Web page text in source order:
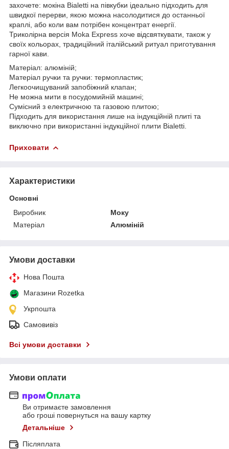
захочете: мокіна Bialetti на півкубки ідеально підходить для
швидкої перерви, якою можна насолодитися до останньої
краплі, або коли вам потрібен концентрат енергії.
Триколірна версія Moka Express хоче відсвяткувати, також у
своїх кольорах, традиційний італійський ритуал приготування
гарної кави.
Матеріал: алюміній;
Матеріал ручки та ручки: термопластик;
Легкоочищуваний запобіжний клапан;
Не можна мити в посудомийній машині;
Сумісний з електричною та газовою плитою;
Підходить для використання лише на індукційній плиті та
виключно при використанні індукційної плити Bialetti.
Приховати
Характеристики
Основні
Виробник
Моку
Матеріал
Алюміній
Умови доставки
Нова Пошта
Магазини Rozetka
Укрпошта
Самовивіз
Всі умови доставки
Умови оплати
Ви отримаєте замовлення
або гроші повернуться на вашу картку
Детальніше
Післяплата